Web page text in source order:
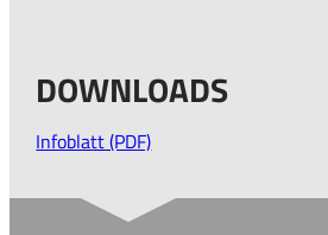
DOWNLOADS
Infoblatt (PDF)